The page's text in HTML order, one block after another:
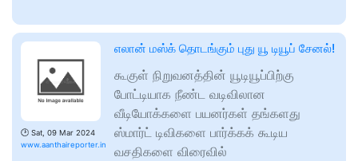
🕑 Sat, 09 Mar 2024
www.aanthaireporter.in
எலான் மஸ்க் தொடங்கும் புது யூ டியூப் சேனல்!
கூகுள் நிறுவனத்தின் யூடியூப்பிற்கு
போட்டியாக நீண்ட வடிவிலான
வீடியோக்களை பயனர்கள் தங்களது
ஸ்மார்ட் டிவிகளை பார்க்கக் கூடிய
வசதிகளை விரைவில்